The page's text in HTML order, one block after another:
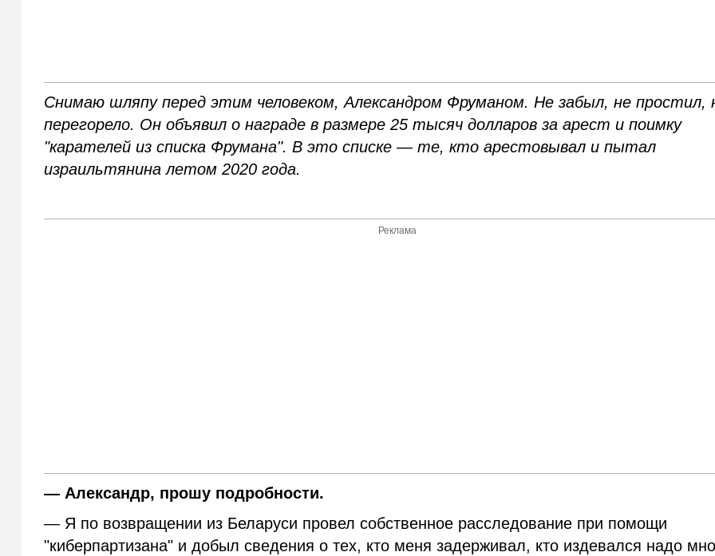
Снимаю шляпу перед этим человеком, Александром Фруманом. Не забыл, не простил,
перегорело. Он объявил о награде в размере 25 тысяч долларов за арест и поимку
"карателей из списка Фрумана". В это списке — те, кто арестовывал и пытал
израильтянина летом 2020 года.
Реклама
— Александр, прошу подробности.
— Я по возвращении из Беларуси провел собственное расследование при помощи
"киберпартизана" и добыл сведения о тех, кто меня задерживал, кто издевался надо